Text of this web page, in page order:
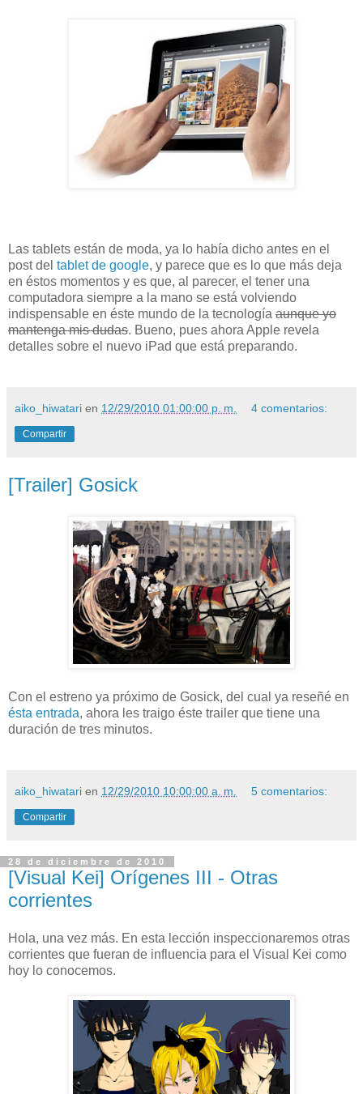
Las tablets están de moda, ya lo había dicho antes en el
post del tablet de google, y parece que es lo que más deja
en éstos momentos y es que, al parecer, el tener una
computadora siempre a la mano se está volviendo
indispensable en éste mundo de la tecnología aunque yo
mantenga mis dudas. Bueno, pues ahora Apple revela
detalles sobre el nuevo iPad que está preparando.
aiko_hiwatari en 12/29/2010 01:00:00 p. m. 4 comentarios:
Compartir
[Trailer] Gosick
Con el estreno ya próximo de Gosick, del cual ya reseñé en
ésta entrada, ahora les traigo éste trailer que tiene una
duración de tres minutos.
aiko_hiwatari en 12/29/2010 10:00:00 a. m. 5 comentarios:
Compartir
28 de diciembre de 2010
[Visual Kei] Orígenes III - Otras
corrientes
Hola, una vez más. En esta lección inspeccionaremos otras
corrientes que fueran de influencia para el Visual Kei como
hoy lo conocemos.